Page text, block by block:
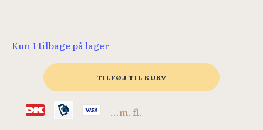
Kun 1 tilbage på lager
Archer
&
-
A5
TILFØJ TIL KURV
...m. fl.